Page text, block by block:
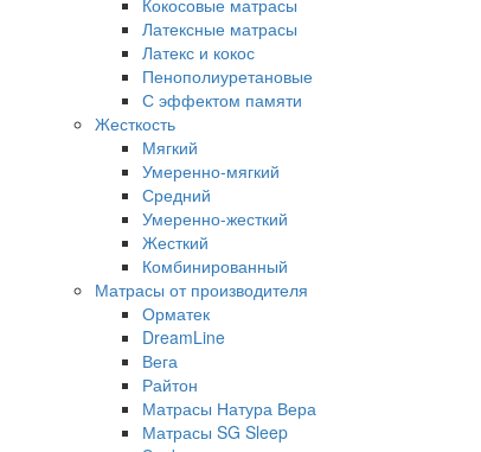
Кокосовые матрасы
Латексные матрасы
Латекс и кокос
Пенополиуретановые
С эффектом памяти
Жесткость
Мягкий
Умеренно-мягкий
Средний
Умеренно-жесткий
Жесткий
Комбинированный
Матрасы от производителя
Орматек
DreamLine
Вега
Райтон
Матрасы Натура Вера
Матрасы SG Sleep